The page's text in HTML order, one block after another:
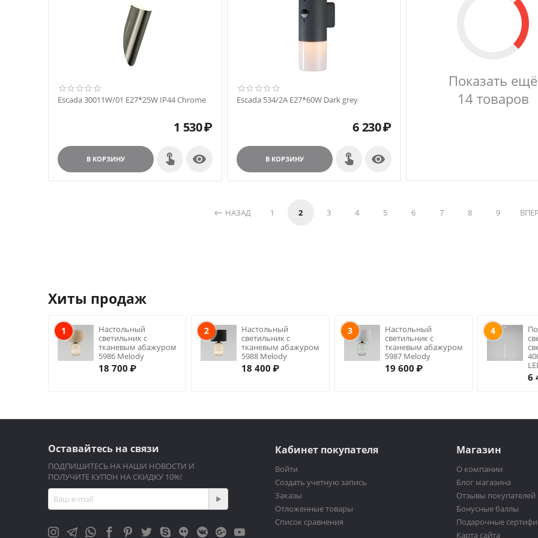
Escada 30011W/01 E27*25W IP44 Chrome
1 530₽
В КОРЗИНУ 
Escada 534/2A E27*60W Dark grey
6 230₽
В КОРЗИНУ 
Показать ещё
14 товаров
НАЗАД 1 2 3 4 5 6 7 8 9
Хиты продаж
1
Настольный
светильник с
тканевым абажуром
5986 Melody
18 700 ₽
2
Настольный
светильник с
тканевым абажуром
5988 Melody
18 400 ₽
3
Настольный
светильник с
тканевым абажуром
5987 Melody
19 600 ₽
4
6
Оставайтесь на связи
ПОДПИШИТЕСЬ НА НАШИ НОВОСТИ И
ПОЛУЧИТЕ КУПОН НА СКИДКУ 10%!
Кабинет покупателя
Войти
Создать учетную запись
Заказы
Отложенные товары
Список сравнения
Магазин
О компании
Блог магазина
Отзывы покупателей
Бонусные баллы
Подарочные
Карта сайта